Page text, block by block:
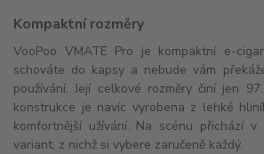
Kompaktní rozměry
VooPoo VMATE Pro je kompaktní e-
schováte do kapsy a nebude vám
používání. Její celkové rozměry činí jen
konstrukce je navíc vyrobena z lehké
komfortnější užívání. Na scénu přichází
variant, z nichž si vybere zaručeně každý.